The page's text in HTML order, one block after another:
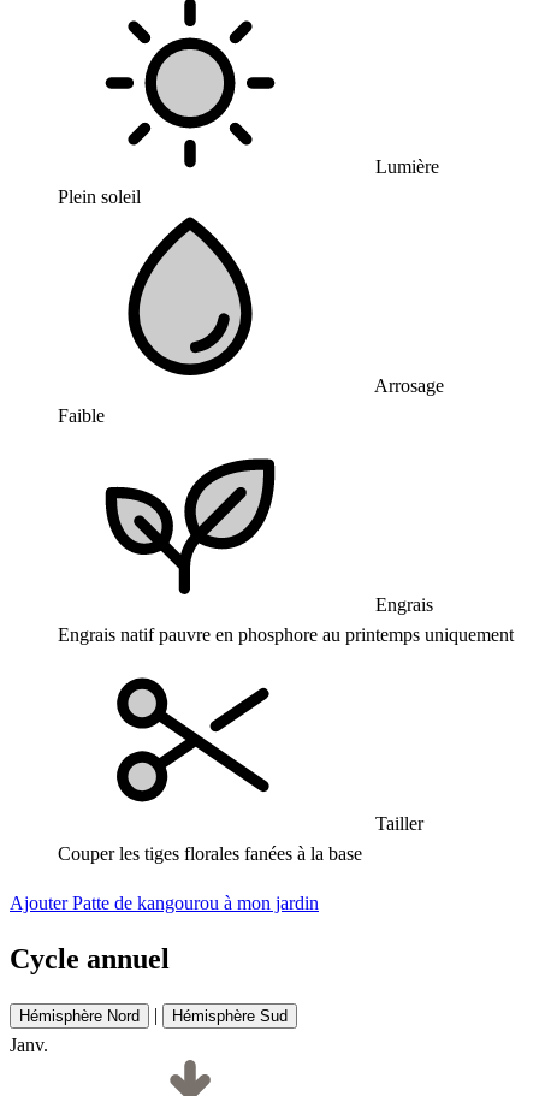
Lumière
Plein soleil
Arrosage
Faible
Engrais
Engrais natif pauvre en phosphore au printemps uniquement
Tailler
Couper les tiges florales fanées à la base
Ajouter Patte de kangourou à mon jardin
Cycle annuel
Hémisphère Nord | Hémisphère Sud
Janv.